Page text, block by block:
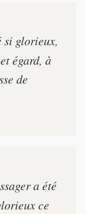
si glorieux,
égard, à
de
a été
ce